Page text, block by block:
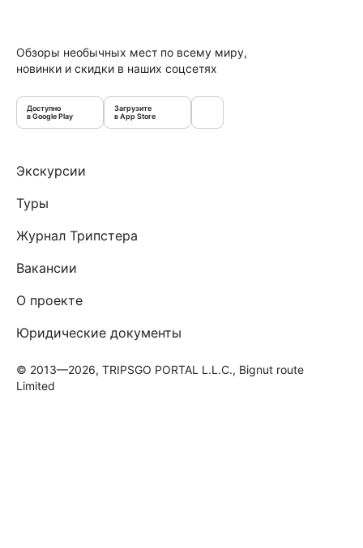
Обзоры необычных мест по всему миру,
новинки и скидки в наших соцсетях
Доступно
в Google Play
Загрузите
в App Store
Экскурсии
Туры
Журнал Трипстера
Вакансии
О проекте
Юридические документы
© 2013—2026, TRIPSGO PORTAL L.L.C., Bignut route
Limited